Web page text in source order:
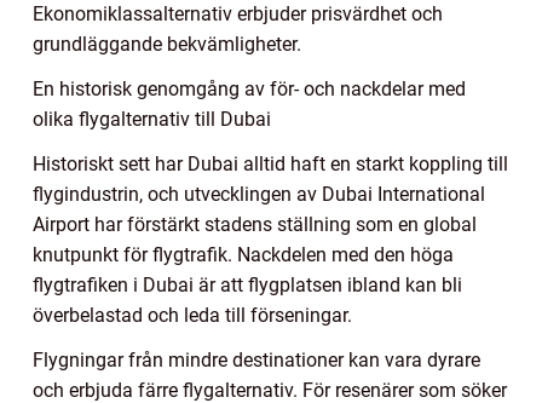
Ekonomiklassalternativ erbjuder prisvärdhet och
grundläggande bekvämligheter.
En historisk genomgång av för- och nackdelar med
olika flygalternativ till Dubai
Historiskt sett har Dubai alltid haft en starkt koppling till
flygindustrin, och utvecklingen av Dubai International
Airport har förstärkt stadens ställning som en global
knutpunkt för flygtrafik. Nackdelen med den höga
flygtrafiken i Dubai är att flygplatsen ibland kan bli
överbelastad och leda till förseningar.
Flygningar från mindre destinationer kan vara dyrare
och erbjuda färre flygalternativ. För resenärer som söker